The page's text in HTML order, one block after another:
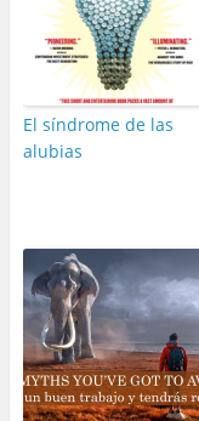
El síndrome de las
alubias